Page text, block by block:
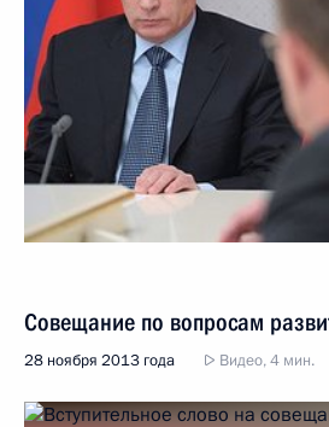
Совещание по вопросам
28 ноября 2013 года Видео, 4 мин.